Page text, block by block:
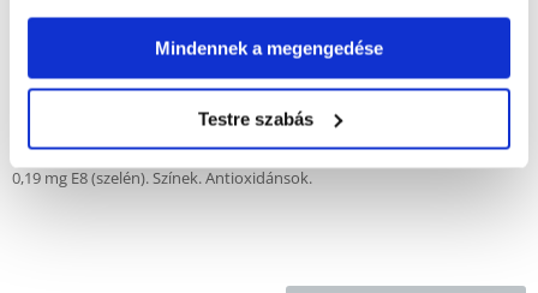
Mindennek a megengedése
Testre szabás
Analitikai összetevők:
További összetevők 1 kg-onként:
11100 NE A-vitamin, 1100 NE D3-vitamin, 78 mg E-vitamin, 97 mg E1
(vas), 2 mg E2 (jód), 10 mg E4 (réz), 73 mg E5 (mangán), 70 mg E6 (cink),
0,19 mg E8 (szelén). Színek. Antioxidánsok.